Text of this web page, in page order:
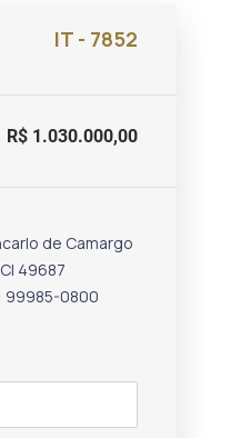
IT - 7852
R$ 1.030.000,00
de Camargo
49687
99985-0800